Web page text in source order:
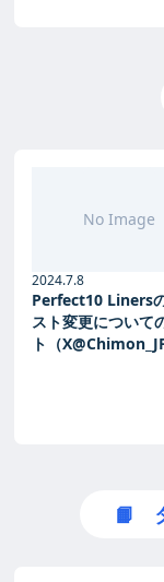
No Image
2024.7.8
Perfect10 Liners
スト変更について
ト（
📙